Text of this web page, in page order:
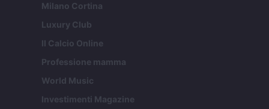
Milano Cortina
Luxury Club
Il Calcio Online
Professione mamma
World Music
Investimenti Magazine